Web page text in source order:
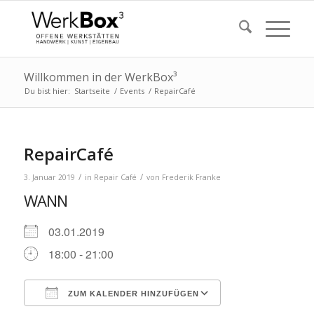
Willkommen in der WerkBox³
Du bist hier: Startseite / Events / RepairCafé
RepairCafé
3. Januar 2019 / in Repair Café / von Frederik Franke
WANN
03.01.2019
18:00 - 21:00
ZUM KALENDER HINZUFÜGEN